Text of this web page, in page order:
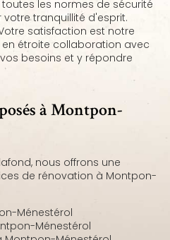
les normes de sécurité
tranquillité d'esprit.
satisfaction est notre
en étroite collaboration avec
besoins et y répondre
à Montpon-
nous offrons une
de rénovation à Montpon-
Ménestérol
Ménestérol